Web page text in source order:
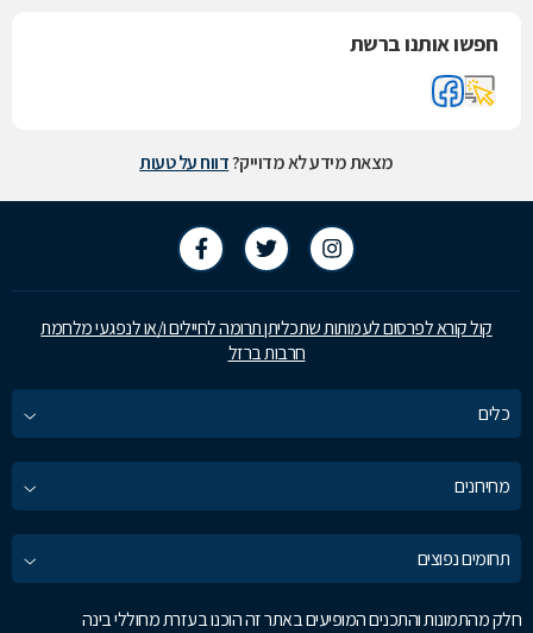
חפשו אותנו ברשת
מצאת מידע לא מדוייק?דווח על טעות
קול קורא לפרסום לעמותות שתכליתן תרומה לחיילים ו/או לנפגעי מלחמת
חרבות ברזל
כלים
מחירונים
תחומים נפוצים
חלק מהתמונות והתכנים המופיעים באתר זה הוכנו בעזרת מחוללי בינה